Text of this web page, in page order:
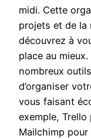
midi. Cette
projets et de la
découvrez à
place au
nombreux
d’organiser
vous faisant
exemple,
Mailchimp